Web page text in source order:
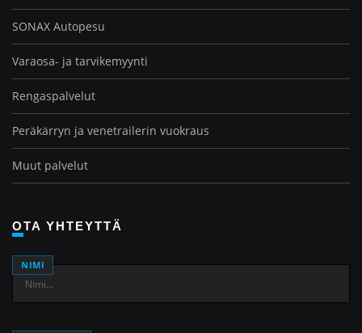
SONAX Autopesu
Varaosa- ja tarvike­myynti
Rengas­palvelut
Peräkärryn ja venetrailerin vuokraus
Muut palvelut
OTA YHTEYTTÄ
NIMI